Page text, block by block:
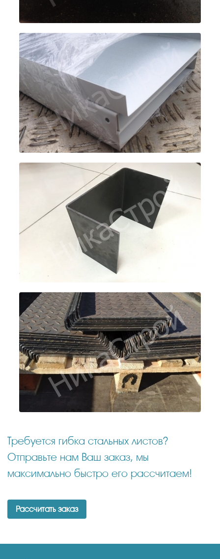
Требуется гибка стальных листов?
Отправьте нам Ваш заказ, мы
максимально быстро его рассчитаем!
Рассчитать заказ